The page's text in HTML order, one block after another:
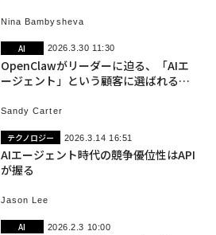
Nina Bambysheva
AI 2026.3.30 11:30
OpenClawがリーダーに迫る、「AIエ
ージェント」という顧客に選ばれるマ
Sandy Carter
テクノロジー 2026.3.14 16:51
AIエージェント時代の競争優位性はAPI
が握る
Jason Lee
AI 2026.2.3 10:00